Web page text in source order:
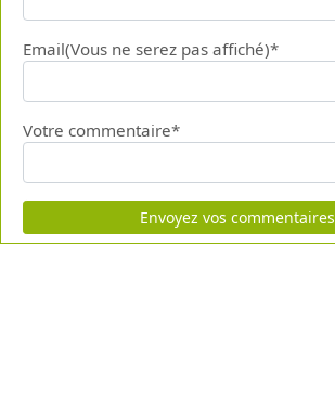
Email(Vous ne serez pas affiché)*
Votre commentaire*
Envoyez vos commentaires